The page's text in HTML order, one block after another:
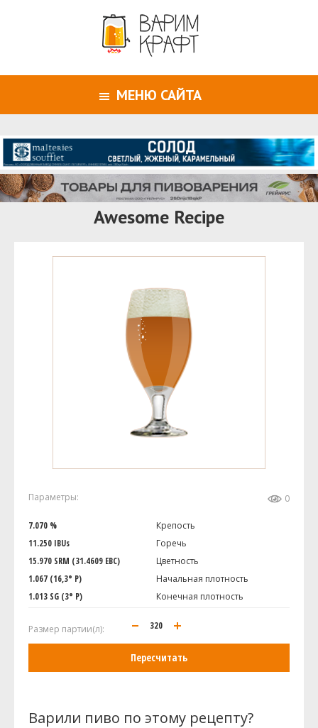
МЕНЮ САЙТА
Awesome Recipe
Параметры: 0
7.070 %
Крепость
11.250 IBUs
Горечь
15.970 SRM (31.4609 EBC)
Цветность
1.067 (16,3° P)
Начальная плотность
1.013 SG (3° P)
Конечная плотность
Размер партии(л):
Пересчитать
Варили пиво по этому рецепту?